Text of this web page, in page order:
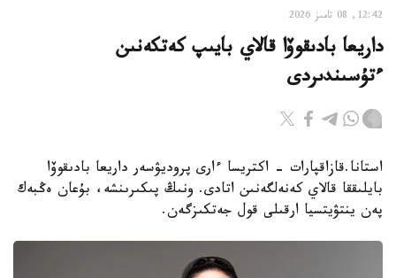
12:42, 08 تامىز 2026
داريعا بادىقوۆا قالاي بايىپ كەتكەنىن
ءتۇسىندىردى
استانا.قازاقپارات - اكتريسا ءارى پروديۋسەر داريعا بادىقوۆا
بايلىققا قالاي كەنەلگەنىن اتادى. ونىڭ پىكىرىنشە، بۇعان ەڭبەك
پەن ينتۋيتسيا ارقىلى قول جەتكىزگەن.